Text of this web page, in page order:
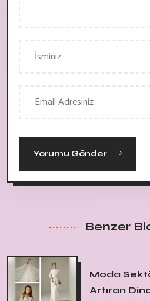
Yorumu Gönder
Benzer
Moda
Artıran